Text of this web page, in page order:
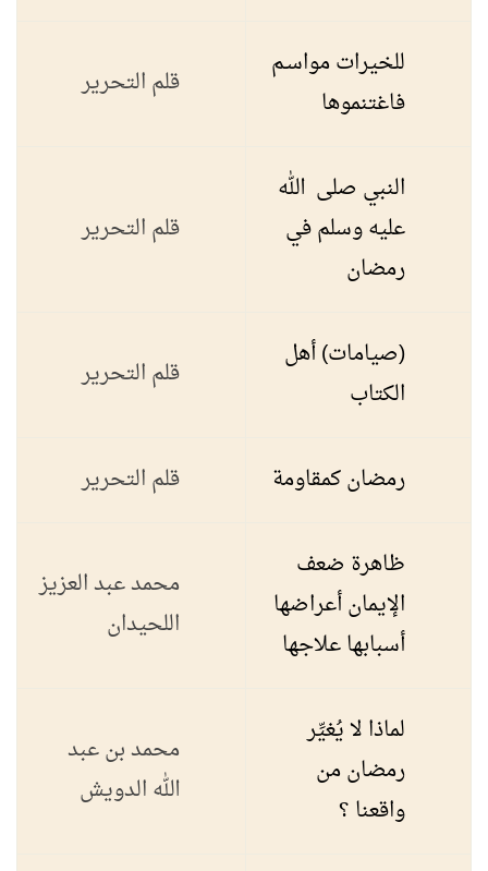
للخيرات مواسـم
فاغتنموها
قلم التحرير
النبي صلى الله
عليه وسلم في
رمضان
قلم التحرير
(صيامات) أهل
الكتاب
قلم التحرير
رمضان كمقاومة قلم التحرير
ظاهرة ضعف
الإيمان أعراضها
أسبابها علاجها
محمد عبد العزيز
اللحيدان
لماذا لا يُغيِّر
رمضان من
واقعنا ؟
محمد بن عبد
الله الدويش